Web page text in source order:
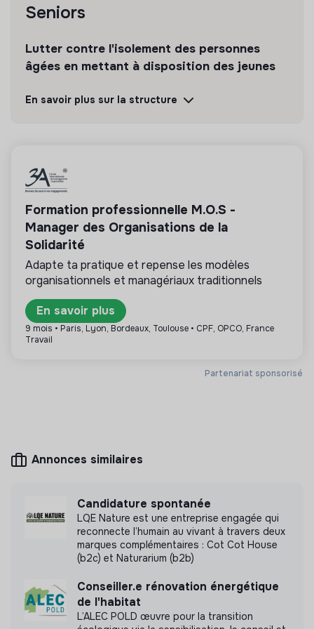
spécificités du territoire et de l’état d’avancement du
· Voiture de fonction
· Prise de poste : 18/05/2026
· Merci d’envoyer votre CV et lettre de motivation
Seniors
Lutter contre l'isolement des personnes
âgées en mettant à disposition des jeunes
structures/associations concernées.
💡 Structure de l’ESS
Cette structure repose sur un principe de
solidarité et d’utilité sociale : son mode de
gestion est démocratique et participatif, et sa
lucrativité est limitée. Il s’agit d’une association,
coopérative, fondation, mutuelle ou entreprise
ESUS.
Nous avons réalisé une mesure d’impact en
interne.
Découvrir l'étude d'impact
En savoir plus sur la structure
Partenariat sponsorisé
Formation professionnelle M.O.S -
Manager des Organisations de la
Solidarité
Adapte ta pratique et repense les modèles
organisationnels et managériaux traditionnels
En savoir plus
9 mois • Paris, Lyon, Bordeaux, Toulouse • CPF, OPCO, France
Travail
Annonces similaires
Candidature spontanée
LQE Nature est une entreprise engagée qui
reconnecte l’humain au vivant à travers deux
marques complémentaires : Cot Cot House
(b2c) et Naturarium (b2b)
Conseiller.e rénovation énergétique
de l'habitat
L’ALEC POLD œuvre pour la transition